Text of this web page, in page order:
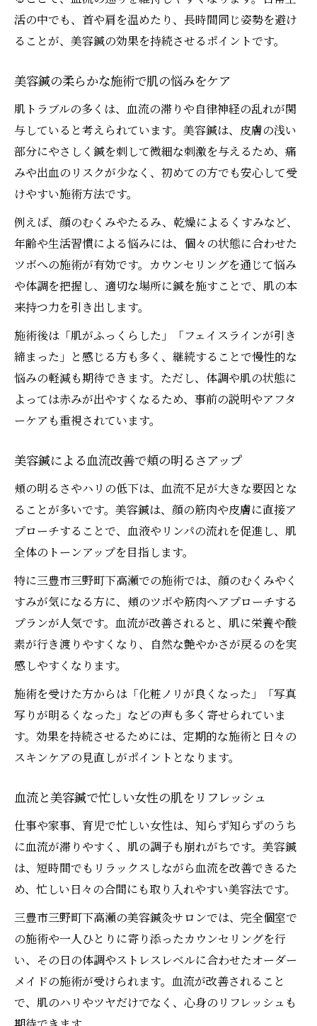
活の中でも、首や肩を温めたり、長時間同じ姿勢を避け
ることが、美容鍼の効果を持続させるポイントです。
美容鍼の柔らかな施術で肌の悩みをケア
肌トラブルの多くは、血流の滞りや自律神経の乱れが関
与していると考えられています。美容鍼は、皮膚の浅い
部分にやさしく鍼を刺して微細な刺激を与えるため、痛
みや出血のリスクが少なく、初めての方でも安心して受
けやすい施術方法です。
例えば、顔のむくみやたるみ、乾燥によるくすみなど、
年齢や生活習慣による悩みには、個々の状態に合わせた
ツボへの施術が有効です。カウンセリングを通じて悩み
や体調を把握し、適切な場所に鍼を施すことで、肌の本
来持つ力を引き出します。
施術後は「肌がふっくらした」「フェイスラインが引き
締まった」と感じる方も多く、継続することで慢性的な
悩みの軽減も期待できます。ただし、体調や肌の状態に
よっては赤みが出やすくなるため、事前の説明やアフタ
ーケアも重視されています。
美容鍼による血流改善で頬の明るさアップ
頬の明るさやハリの低下は、血流不足が大きな要因とな
ることが多いです。美容鍼は、顔の筋肉や皮膚に直接ア
プローチすることで、血液やリンパの流れを促進し、肌
全体のトーンアップを目指します。
特に三豊市三野町下高瀬での施術では、顔のむくみやく
すみが気になる方に、頬のツボや筋肉へアプローチする
プランが人気です。血流が改善されると、肌に栄養や酸
素が行き渡りやすくなり、自然な艶やかさが戻るのを実
感しやすくなります。
施術を受けた方からは「化粧ノリが良くなった」「写真
写りが明るくなった」などの声も多く寄せられていま
す。効果を持続させるためには、定期的な施術と日々の
スキンケアの見直しがポイントとなります。
血流と美容鍼で忙しい女性の肌をリフレッシュ
仕事や家事、育児で忙しい女性は、知らず知らずのうち
に血流が滞りやすく、肌の調子も崩れがちです。美容鍼
は、短時間でもリラックスしながら血流を改善できるた
め、忙しい日々の合間にも取り入れやすい美容法です。
三豊市三野町下高瀬の美容鍼灸サロンでは、完全個室で
の施術や一人ひとりに寄り添ったカウンセリングを行
い、その日の体調やストレスレベルに合わせたオーダー
メイドの施術が受けられます。血流が改善されること
で、肌のハリやツヤだけでなく、心身のリフレッシュも